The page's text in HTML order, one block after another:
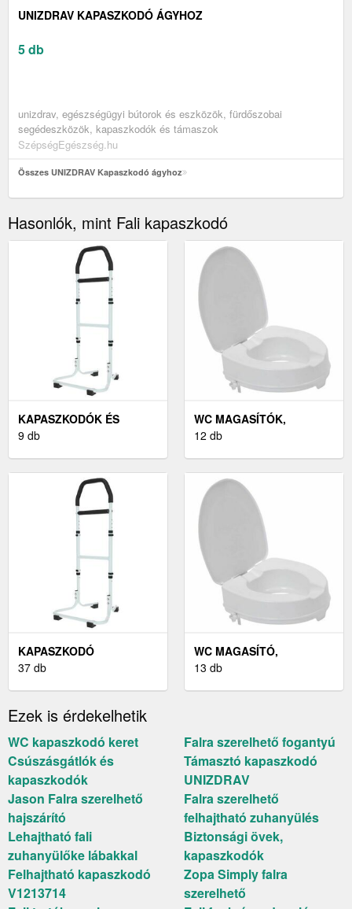
UNIZDRAV KAPASZKODÓ ÁGYHOZ
5 db
unizdrav, egészségügyi bútorok és eszközök, fürdőszobai
segédeszközök, kapaszkodók és támaszok
SzépségEgészség.hu
Összes UNIZDRAV Kapaszkodó ágyhoz
Hasonlók, mint Fali kapaszkodó
KAPASZKODÓK ÉS
TÁMASZOK
9 db
WC MAGASÍTÓK,
KAPASZKODÓ KERETEK
12 db
KAPASZKODÓ
37 db
WC MAGASÍTÓ,
KAPASZKODÓ
13 db
Ezek is érdekelhetik
WC kapaszkodó keret
Falra szerelhető fogantyú
Csúszásgátlók és
kapaszkodók
Támasztó kapaszkodó
UNIZDRAV
Jason Falra szerelhető
hajszárító
Falra szerelhető
felhajtható zuhanyülés
Lehajtható fali
zuhanyülőke lábakkal
Biztonsági övek,
kapaszkodók
Felhajtható kapaszkodó
V1213714
Zopa Simply falra
szerelhető